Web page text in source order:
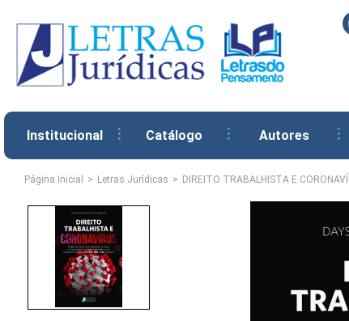
Institucional Catálogo Autores
Página Inicial Letras Jurídicas DIREITO TRABALHISTA E